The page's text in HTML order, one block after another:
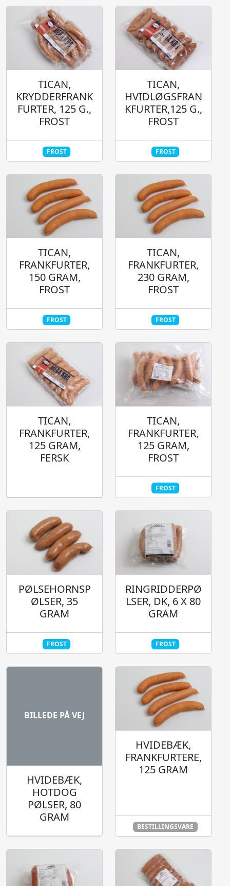
TICAN,
KRYDDERFRANK
FURTER, 125 G.,
FROST
FROST
TICAN,
HVIDLØGSFRAN
KFURTER,125 G.,
FROST
FROST
TICAN,
FRANKFURTER,
150 GRAM,
FROST
FROST
TICAN,
FRANKFURTER,
230 GRAM,
FROST
FROST
TICAN,
FRANKFURTER,
125 GRAM,
FERSK
TICAN,
FRANKFURTER,
125 GRAM,
FROST
FROST
PØLSEHORNSP
ØLSER, 35
GRAM
FROST
RINGRIDDERPØ
LSER, DK, 6 X 80
GRAM
FROST
BILLEDE PÅ VEJ
HVIDEBÆK,
HOTDOG
PØLSER, 80
GRAM
HVIDEBÆK,
FRANKFURTERE,
125 GRAM
BESTILLINGSVARE